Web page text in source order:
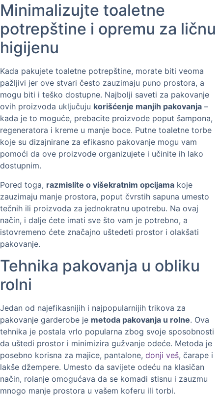
Minimalizujte toaletne
potrepštine i opremu za ličnu
higijenu
Kada pakujete toaletne potrepštine, morate biti veoma
pažljivi jer ove stvari često zauzimaju puno prostora, a
mogu biti i teško dostupne. Najbolji saveti za pakovanje
ovih proizvoda uključuju korišćenje manjih pakovanja –
kada je to moguće, prebacite proizvode poput šampona,
regeneratora i kreme u manje boce. Putne toaletne torbe
koje su dizajnirane za efikasno pakovanje mogu vam
pomoći da ove proizvode organizujete i učinite ih lako
dostupnim.
Pored toga, razmislite o višekratnim opcijama koje
zauzimaju manje prostora, poput čvrstih sapuna umesto
tečnih ili proizvoda za jednokratnu upotrebu. Na ovaj
način, i dalje ćete imati sve što vam je potrebno, a
istovremeno ćete značajno uštedeti prostor i olakšati
pakovanje.
Tehnika pakovanja u obliku
rolni
Jedan od najefikasnijih i najpopularnijih trikova za
pakovanje garderobe je metoda pakovanja u rolne. Ova
tehnika je postala vrlo popularna zbog svoje sposobnosti
da uštedi prostor i minimizira gužvanje odeće. Metoda je
posebno korisna za majice, pantalone, donji veš, čarape i
lakše džempere. Umesto da savijete odeću na klasičan
način, rolanje omogućava da se komadi stisnu i zauzmu
mnogo manje prostora u vašem koferu ili torbi.